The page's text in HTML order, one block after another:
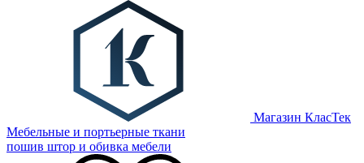
Магазин КласТек
Мебельные и портьерные ткани
пошив штор и обивка мебели